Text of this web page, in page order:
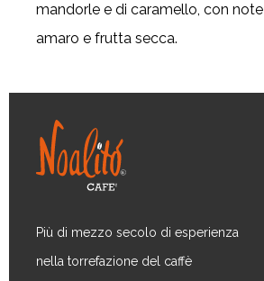
mandorle e di caramello, con
amaro e frutta secca.
Più di mezzo secolo di esperienza
nella torrefazione del caffè